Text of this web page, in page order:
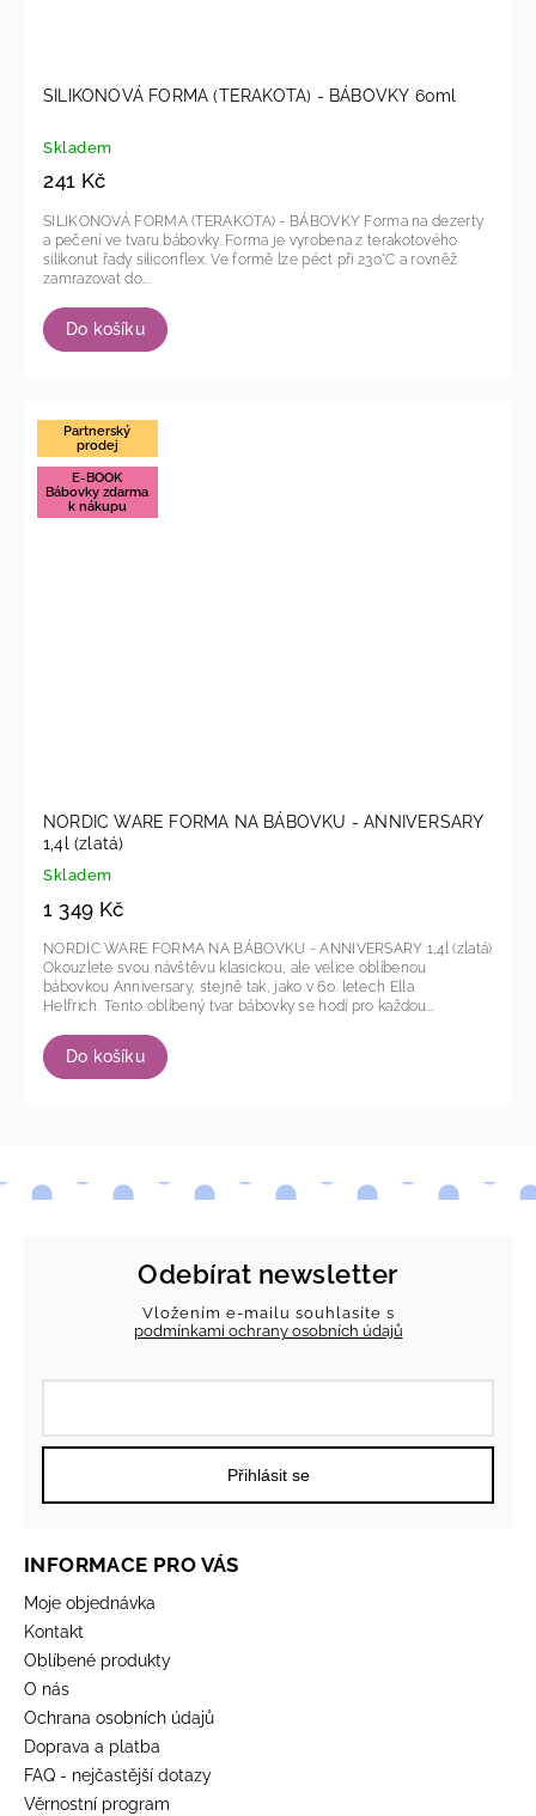
SILIKONOVÁ FORMA (TERAKOTA) - BÁBOVKY 60ml
Skladem
241 Kč
Do košíku
SILIKONOVÁ FORMA (TERAKOTA) - BÁBOVKY Forma na dezerty
a pečení ve tvaru bábovky. Forma je vyrobena z terakotového
silikonut řady siliconflex. Ve formě lze péct při 230°C a rovněž
zamrazovat do...
Partnerský
prodej
E-BOOK
Bábovky zdarma
k nákupu
NORDIC WARE FORMA NA BÁBOVKU - ANNIVERSARY
1,4l (zlatá)
Skladem
1 349 Kč
Do košíku
NORDIC WARE FORMA NA BÁBOVKU - ANNIVERSARY 1,4l (zlatá)
Okouzlete svou návštěvu klasickou, ale velice oblíbenou
bábovkou Anniversary, stejně tak, jako v 60. letech Ella
Helfrich. Tento oblíbený tvar bábovky se hodí pro každou...
Odebírat newsletter
Vložením e-mailu souhlasíte s
podmínkami ochrany osobních údajů
Přihlásit se
INFORMACE PRO VÁS
Moje objednávka
Kontakt
Oblíbené produkty
O nás
Ochrana osobních údajů
Doprava a platba
FAQ - nejčastější dotazy
Věrnostní program